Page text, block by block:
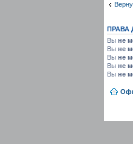
ПРАВА
Вы не
Вы не
Вы не
Вы не
Вы не